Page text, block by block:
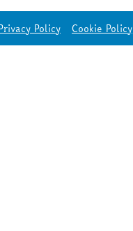
Policy Cookie Policy